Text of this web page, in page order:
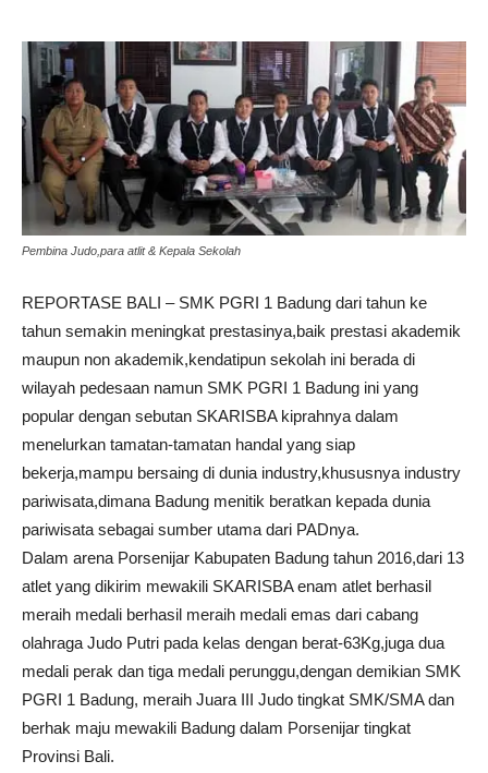
Pembina Judo,para atlit & Kepala Sekolah
REPORTASE BALI – SMK PGRI 1 Badung dari tahun ke
tahun semakin meningkat prestasinya,baik prestasi akademik
maupun non akademik,kendatipun sekolah ini berada di
wilayah pedesaan namun SMK PGRI 1 Badung ini yang
popular dengan sebutan SKARISBA kiprahnya dalam
menelurkan tamatan-tamatan handal yang siap
bekerja,mampu bersaing di dunia industry,khususnya industry
pariwisata,dimana Badung menitik beratkan kepada dunia
pariwisata sebagai sumber utama dari PADnya.
Dalam arena Porsenijar Kabupaten Badung tahun 2016,dari 13
atlet yang dikirim mewakili SKARISBA enam atlet berhasil
meraih medali berhasil meraih medali emas dari cabang
olahraga Judo Putri pada kelas dengan berat-63Kg,juga dua
medali perak dan tiga medali perunggu,dengan demikian SMK
PGRI 1 Badung, meraih Juara III Judo tingkat SMK/SMA dan
berhak maju mewakili Badung dalam Porsenijar tingkat
Provinsi Bali.